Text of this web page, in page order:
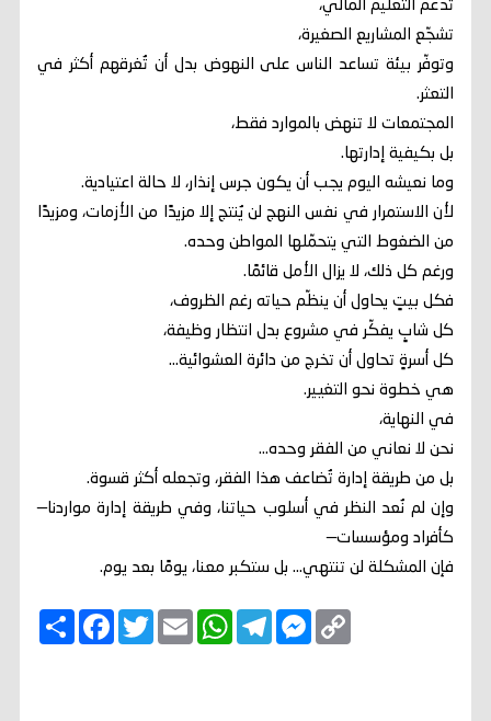
تدعم التعليم المالي،
تشجّع المشاريع الصغيرة،
وتوفّر بيئة تساعد الناس على النهوض بدل أن تُغرقهم أكثر في
التعثر.
المجتمعات لا تنهض بالموارد فقط،
بل بكيفية إدارتها.
وما نعيشه اليوم يجب أن يكون جرس إنذار، لا حالة اعتيادية.
لأن الاستمرار في نفس النهج لن يُنتج إلا مزيدًا من الأزمات، ومزيدًا
من الضغوط التي يتحمّلها المواطن وحده.
ورغم كل ذلك، لا يزال الأمل قائمًا.
فكل بيتٍ يحاول أن ينظّم حياته رغم الظروف،
كل شابٍ يفكّر في مشروع بدل انتظار وظيفة،
كل أسرةٍ تحاول أن تخرج من دائرة العشوائية…
هي خطوة نحو التغيير.
في النهاية،
نحن لا نعاني من الفقر وحده…
بل من طريقة إدارة تُضاعف هذا الفقر، وتجعله أكثر قسوة.
وإن لم نُعد النظر في أسلوب حياتنا، وفي طريقة إدارة مواردنا—
كأفراد ومؤسسات—
فإن المشكلة لن تنتهي… بل ستكبر معنا، يومًا بعد يوم.
ا
ن
F
a
T
w
E
m
W
h
T
e
M
e
C
o